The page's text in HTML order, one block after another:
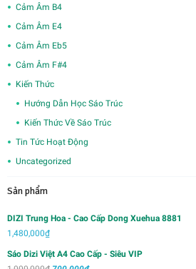
Cảm Âm B4
Cảm Âm E4
Cảm Âm Eb5
Cảm Âm F#4
Kiến Thức
Hướng Dẫn Học Sáo Trúc
Kiến Thức Về Sáo Trúc
Tin Tức Hoạt Động
Uncategorized
Sản phẩm
DIZI Trung Hoa - Cao Cấp Dong Xuehua 8881
1,480,000₫
Sáo Dizi Việt A4 Cao Cấp - Siêu VIP